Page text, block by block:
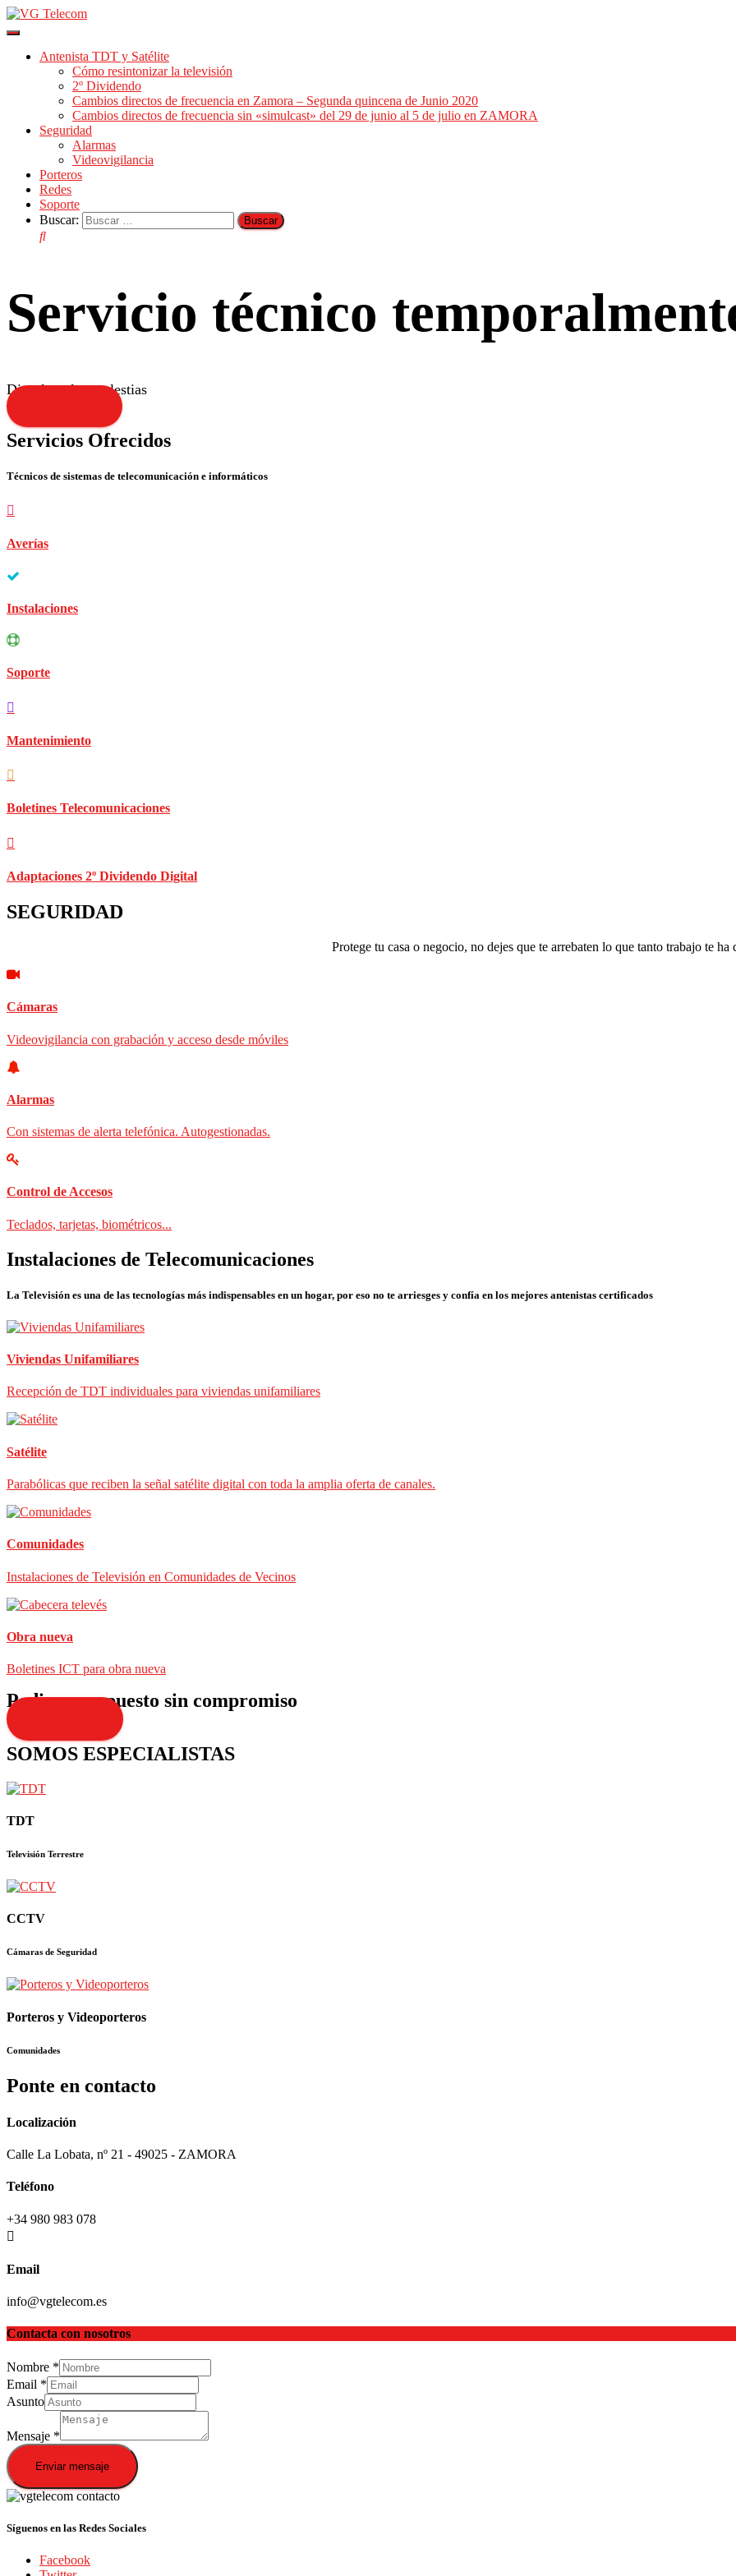
Cambiar
navegación
Antenista TDT y Satélite
Cómo resintonizar la televisión
2º Dividendo
Cambios directos de frecuencia en Zamora – Segunda quincena de Junio 2020
Cambios directos de frecuencia sin «simulcast» del 29 de junio al 5 de julio en ZAMORA
Seguridad
Alarmas
Videovigilancia
Porteros
Redes
Soporte
Buscar:
Servicio técnico
Disculpen las molestias
Servicios Ofrecidos
Técnicos de sistemas de telecomunicación e informáticos
Averías
Instalaciones
Soporte
Mantenimiento
Boletines Telecomunicaciones
Adaptaciones 2º Dividendo Digital
SEGURIDAD
Protege tu casa o negocio, no dejes que te arrebaten lo que tanto trabajo te ha
Cámaras
Videovigilancia con grabación y acceso desde móviles
Alarmas
Con sistemas de alerta telefónica. Autogestionadas.
Control de Accesos
Teclados, tarjetas, biométricos...
Instalaciones de Telecomunicaciones
La Televisión es una de las tecnologías más indispensables en un hogar, por eso no te arriesges y confía en los mejores antenistas certificados
Viviendas Unifamiliares
Recepción de TDT individuales para viviendas unifamiliares
Satélite
Parabólicas que reciben la señal satélite digital con toda la amplia oferta de canales.
Comunidades
Instalaciones de Televisión en Comunidades de Vecinos
Obra nueva
Boletines ICT para obra nueva
Pedir presupuesto sin compromiso
SOMOS ESPECIALISTAS
TDT
Televisión Terrestre
CCTV
Cámaras de Seguridad
Porteros y Videoporteros
Comunidades
Ponte en contacto
Localización
Calle La Lobata, nº 21 - 49025 - ZAMORA
Teléfono
+34 980 983 078
Email
info@vgtelecom.es
Contacta con nosotros
Nombre *
Email *
Asunto
Mensaje *
Enviar mensaje
Síguenos en las Redes Sociales
Facebook